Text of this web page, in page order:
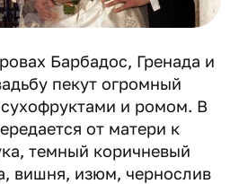
Барбадос, Гренада и
пекут огромный
и ромом. В
от матери к
темный коричневый
вишня, изюм, чернослив